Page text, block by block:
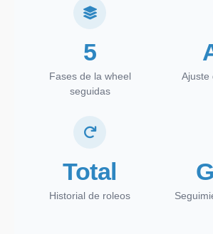
5
Fases de la wheel
seguidas
Ajuste
Total
Historial de roleos